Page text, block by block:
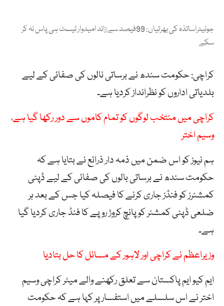
جونیئراساتذہ کی بھرتیاں: 99فیصد سے زائد امیدوار ٹیسٹ ہی پاس نہ کر
سکے
کراچی: حکومت سندھ نے برساتی نالوں کی صفائی کے لیے
بلدیاتی اداروں کو نظرانداز کردیا ہے۔
کراچی میں منتخب لوگوں کو تمام کاموں سے دور رکھا گیا ہے،
وسیم اختر
ہم نیوز کو اس ضمن میں ذمہ دار ذرائع نے بتایا ہے کہ
حکومت سندھ نے برساتی بالوں کی صفائی کے لیے ڈپٹی
کمشنرز کو فنڈز جاری کرنے کا فیصلہ کیا جس کے بعد ہر
ضلعی ڈپٹی کمشنر کو پانچ کروڑ روپے کا فنڈ جاری کردیا گیا
ہے۔
وزیراعظم نے کراچی اور لاہور کے مسائل کا حل بتادیا
ایم کیو ایم پاکستان سے تعلق رکھنے والے میئر کراچی وسیم
اختر نے اس سلسلے میں استفسار پر کہا ہے کہ حکومت